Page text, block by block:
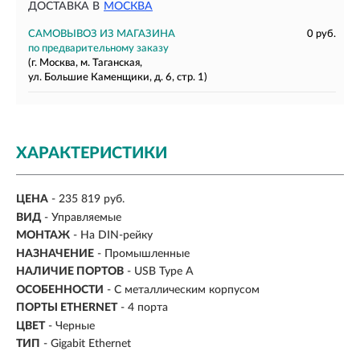
ДОСТАВКА В МОСКВА
САМОВЫВОЗ ИЗ МАГАЗИНА
0 руб.
по предварительному заказу
(г. Москва, м. Таганская,
ул. Большие Каменщики, д. 6, стр. 1)
ХАРАКТЕРИСТИКИ
ЦЕНА - 235 819 руб.
ВИД - Управляемые
МОНТАЖ - На DIN-рейку
НАЗНАЧЕНИЕ - Промышленные
НАЛИЧИЕ ПОРТОВ - USB Type A
ОСОБЕННОСТИ - С металлическим корпусом
ПОРТЫ ETHERNET - 4 порта
ЦВЕТ - Черные
ТИП - Gigabit Ethernet